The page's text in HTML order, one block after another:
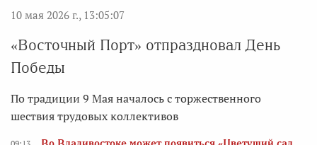
10 мая 2026 г., 13:05:07
«Восточный Порт» отпраздновал День
Победы
По традиции 9 Мая началось с торжественного
шествия трудовых коллективов